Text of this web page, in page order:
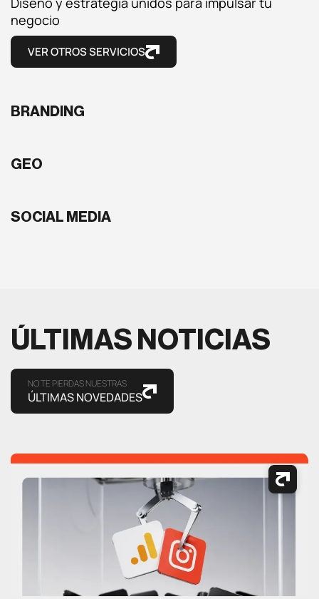
negocio
VER OTROS SERVICIOS
BRANDING
GEO
SOCIAL MEDIA
ÚLTIMAS NOTICIAS
NO TE PIERDAS NUESTRAS
ÚLTIMAS NOVEDADES